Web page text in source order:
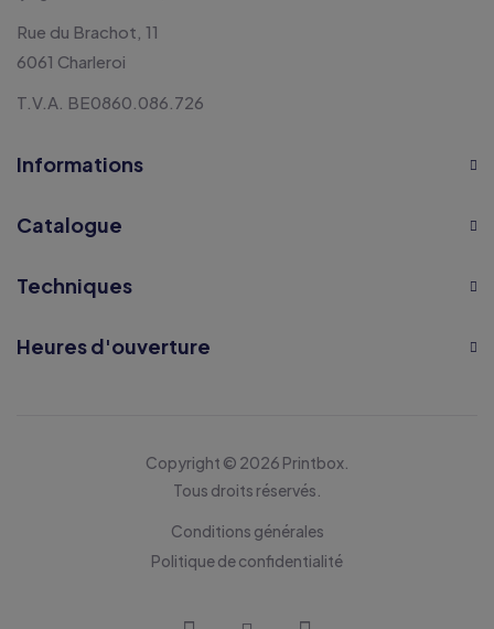
Rue du Brachot, 11
6061 Charleroi
T.V.A. BE0860.086.726
Informations
Catalogue
Techniques
Heures d'ouverture
Copyright © 2026 Printbox.
Tous droits réservés.
Conditions générales
Politique de confidentialité